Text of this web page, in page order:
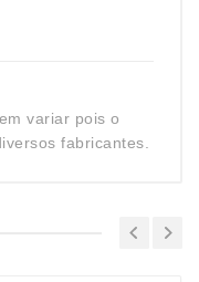
variar pois o
fabricantes.